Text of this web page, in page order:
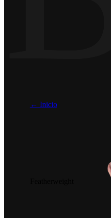
← Inicio